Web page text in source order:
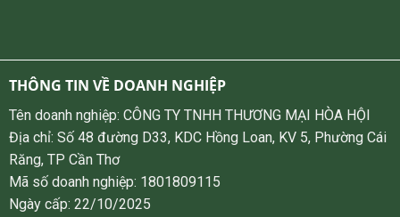
THÔNG TIN VỀ DOANH NGHIỆP
Tên doanh nghiệp: CÔNG TY TNHH THƯƠNG MẠI HÒA HỘI
Địa chỉ: Số 48 đường D33, KDC Hồng Loan, KV 5, Phường Cái
Răng, TP Cần Thơ
Mã số doanh nghiệp: 1801809115
Ngày cấp: 22/10/2025